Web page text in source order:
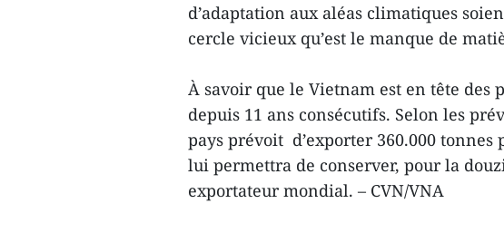
d’adaptation aux aléas climatiques
cercle vicieux qu’est le manque de
À savoir que le Vietnam est en tête des
depuis 11 ans consécutifs. Selon les
pays prévoit d’exporter 360.000
lui permettra de conserver, pour la
exportateur mondial. – CVN/VNA